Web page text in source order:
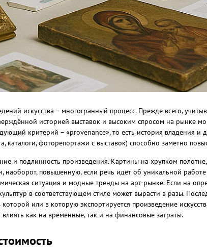
искусства – многогранный процесс. Прежде всего,
историей выставок и высоким спросом на рынке
критерий – «provenance», то есть история владения и
фоторепортажи с выставок) способно заметно
и подлинность произведения. Картины на хрупком
наоборот, повышенную, если речь идёт об уникальной
ситуация и модные тренды на арт-рынке. Если на
в соответствующем стиле может вырасти в разы.
или в которую экспортируется произведение
как на временные, так и на финансовые затраты.